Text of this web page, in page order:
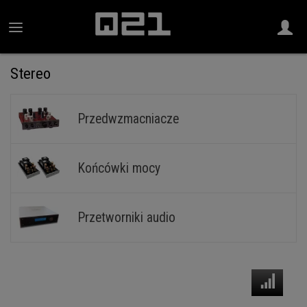
Stereo
Przedwzmacniacze
Końcówki mocy
Przetworniki audio